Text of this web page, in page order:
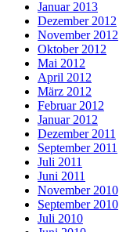
Januar 2013
Dezember 2012
November 2012
Oktober 2012
Mai 2012
April 2012
März 2012
Februar 2012
Januar 2012
Dezember 2011
September 2011
Juli 2011
Juni 2011
November 2010
September 2010
Juli 2010